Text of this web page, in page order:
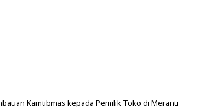
Kamtibmas kepada Pemilik Toko di Meranti